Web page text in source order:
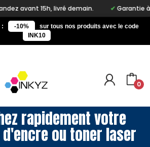
avant 15h, livré demain. Garantie à
: -10%
sur tous nos produits avec le code
INK10
0
rapidement votre
ou toner laser